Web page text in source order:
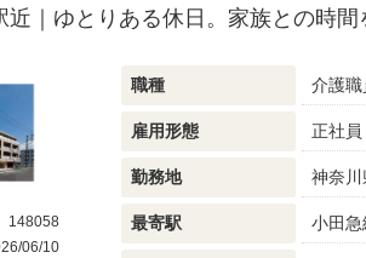
近｜ゆとりある休日。家族との時間
148058
06/10
職種 介護
雇用形態 正社員
勤務地 神奈
最寄駅 小田急